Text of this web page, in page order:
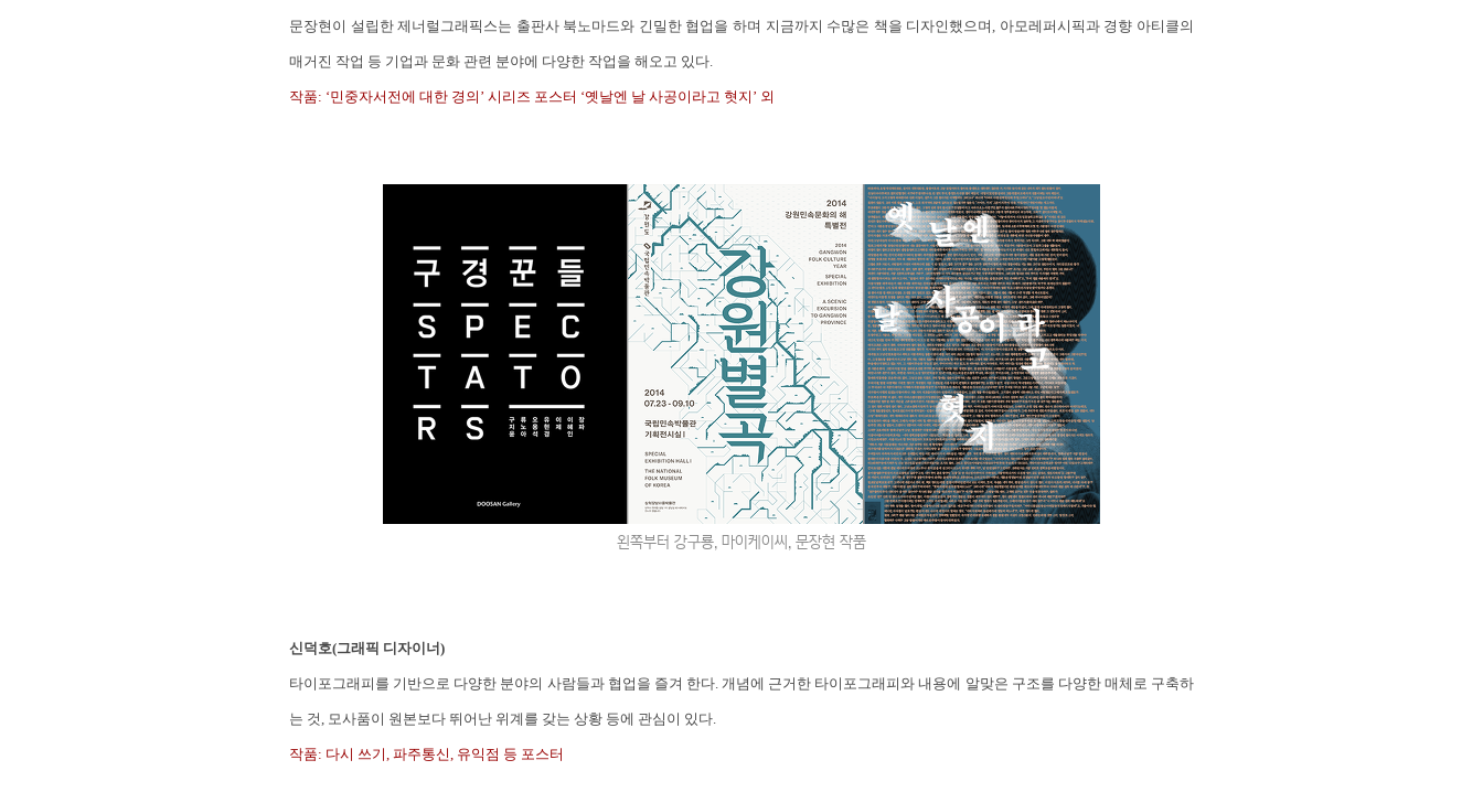
문장현이 설립한 제너럴그래픽스는 출판사 북노마드와 긴밀한 협업을 하며 지금까지 수많은 책을 디자인했으며, 아모레퍼시픽과 경향 아티클의
매거진 작업 등 기업과 문화 관련 분야에 다양한 작업을 해오고 있다.
작품: ‘민중자서전에 대한 경의’ 시리즈 포스터 ‘옛날엔 날 사공이라고 혓지’ 외
왼쪽부터 강구룡, 마이케이씨, 문장현 작품
신덕호(그래픽 디자이너)
타이포그래피를 기반으로 다양한 분야의 사람들과 협업을 즐겨 한다. 개념에 근거한 타이포그래피와 내용에 알맞은 구조를 다양한 매체로 구축하
는 것, 모사품이 원본보다 뛰어난 위계를 갖는 상황 등에 관심이 있다.
작품: 다시 쓰기, 파주통신, 유익점 등 포스터